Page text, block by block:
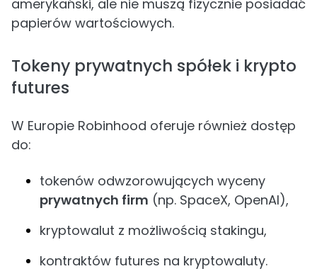
amerykański, ale nie muszą fizycznie posiadać
papierów wartościowych.
Tokeny prywatnych spółek i krypto
futures
W Europie Robinhood oferuje również dostęp
do:
tokenów odwzorowujących wyceny
prywatnych firm (np. SpaceX, OpenAI),
kryptowalut z możliwością stakingu,
kontraktów futures na kryptowaluty.